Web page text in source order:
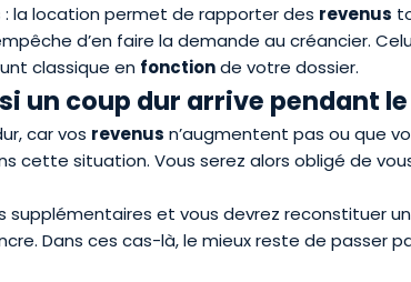
la location permet de rapporter des revenus
d’en faire la demande au créancier.
classique en fonctionde votre dossier.
un coup dur arrive pendant
car vos revenus n’augmentent pas ou que
cette situation. Vous serez alors obligé de
supplémentaires et vous devrez reconstituer
Dans ces cas-là, le mieux reste de passer